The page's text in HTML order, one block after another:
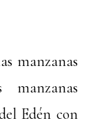
manzanas
Edén con